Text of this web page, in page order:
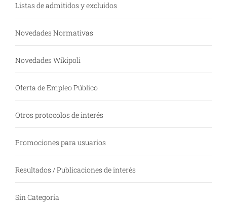
Listas de admitidos y excluidos
Novedades Normativas
Novedades Wikipoli
Oferta de Empleo Público
Otros protocolos de interés
Promociones para usuarios
Resultados / Publicaciones de interés
Sin Categoría